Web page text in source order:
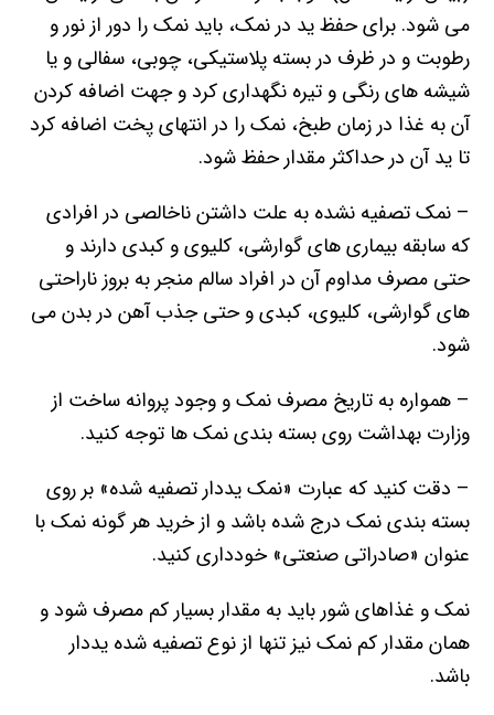
می شود. برای حفظ ید در نمک، باید نمک را دور از نور و
رطوبت و در ظرف در بسته پلاستیکی، چوبی، سفالی و یا
شیشه های رنگی و تیره نگهداری کرد و جهت اضافه کردن
آن به غذا در زمان طبخ، نمک را در انتهای پخت اضافه کرد
تا ید آن در حداکثر مقدار حفظ شود.
– نمک تصفیه نشده به علت داشتن ناخالصی در افرادی
که سابقه بیماری های گوارشی، کلیوی و کبدی دارند و
حتی مصرف مداوم آن در افراد سالم منجر به بروز ناراحتی
های گوارشی، کلیوی، کبدی و حتی جذب آهن در بدن می
شود.
– همواره به تاریخ مصرف نمک و وجود پروانه ساخت از
وزارت بهداشت روی بسته بندی نمک ها توجه کنید.
– دقت کنید که عبارت «نمک یددار تصفیه شده» بر روی
بسته بندی نمک درج شده باشد و از خرید هر گونه نمک با
عنوان «صادراتی صنعتی» خودداری کنید.
نمک و غذاهای شور باید به مقدار بسیار کم مصرف شود و
همان مقدار کم نمک نیز تنها از نوع تصفیه شده یددار
باشد.